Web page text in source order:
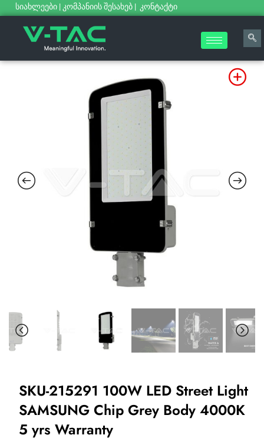
სიახლეები | კომპანიის შესახებ | კონტაქტი
SKU-215291 100W LED Street Light
SAMSUNG Chip Grey Body 4000K
5 yrs Warranty